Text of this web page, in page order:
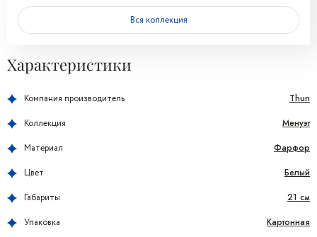
Вся коллекция
Характеристики
Компания производитель Thun
Коллекция Менуэт
Материал Фарфор
Цвет Белый
Габариты 21 см
Упаковка Картонная